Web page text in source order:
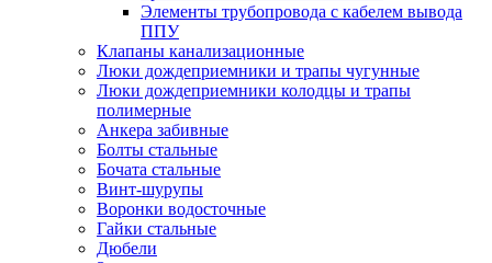
Элементы трубопровода с кабелем вывода
ППУ
Клапаны канализационные
Люки дождеприемники и трапы чугунные
Люки дождеприемники колодцы и трапы
полимерные
Анкера забивные
Болты стальные
Бочата стальные
Винт-шурупы
Воронки водосточные
Гайки стальные
Дюбели